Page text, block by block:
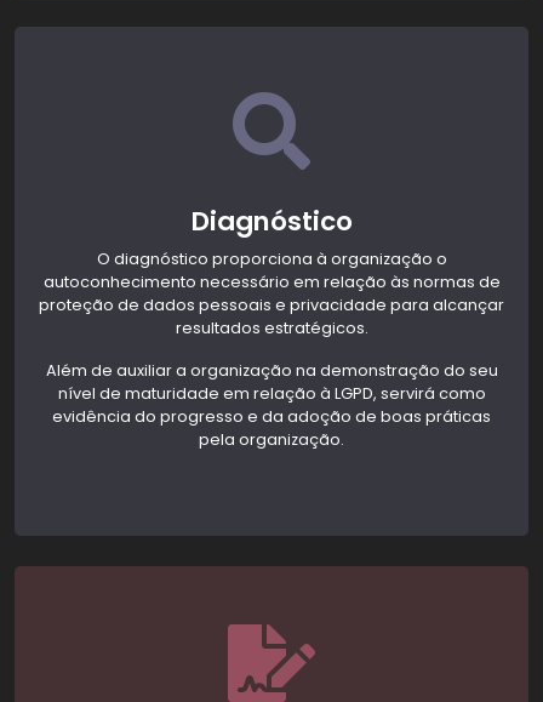
Diagnóstico
O diagnóstico proporciona à organização o
autoconhecimento necessário em relação às normas de
proteção de dados pessoais e privacidade para alcançar
resultados estratégicos.
Além de auxiliar a organização na demonstração do seu
nível de maturidade em relação à LGPD, servirá como
evidência do progresso e da adoção de boas práticas
pela organização.